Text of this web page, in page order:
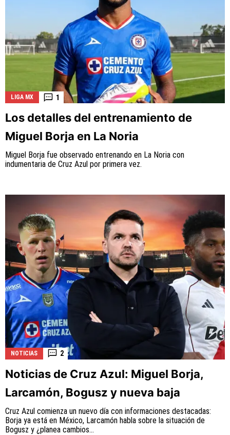
LIGA MX 1
Los detalles del entrenamiento de
Miguel Borja en La Noria
Miguel Borja fue observado entrenando en La Noria con
indumentaria de Cruz Azul por primera vez.
NOTICIAS 2
Noticias de Cruz Azul: Miguel Borja,
Larcamón, Bogusz y nueva baja
Cruz Azul comienza un nuevo día con informaciones destacadas:
Borja ya está en México, Larcamón habla sobre la situación de
Bogusz y ¿planea cambios...